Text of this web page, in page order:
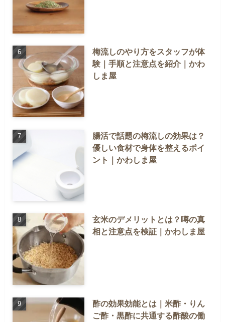
梅流しのやり方をスタッフが体
験｜手順と注意点を紹介｜かわ
しま屋
腸活で話題の梅流しの効果は？
優しい食材で身体を整えるポイ
ント｜かわしま屋
玄米のデメリットとは？噂の真
相と注意点を検証｜かわしま屋
酢の効果効能とは｜米酢・りん
ご酢・黒酢に共通する酢酸の働